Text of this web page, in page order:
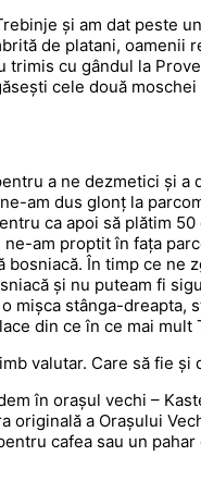
și am dat peste
de platani, oamenii
cu gândul la
cele două
a ne dezmetici și
am dus glonț la
ca apoi să plătim
am proptit în fața
În timp ce ne
și nu puteam fi
mișca stânga-dreapta,
din ce în ce mai mult
valutar. Care să fie și
în orașul vechi –
a Orașului
cafea sau un